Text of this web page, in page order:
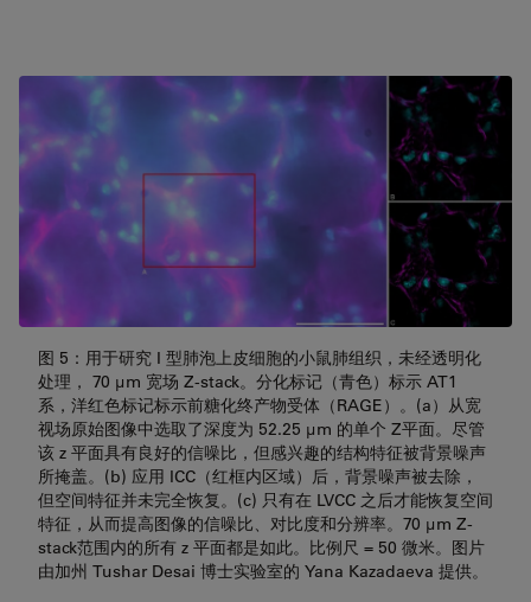
图 5：用于研究 I 型肺泡上皮细胞的小鼠肺组织，未经透明化
处理， 70 μm 宽场 Z-stack。分化标记（青色）标示 AT1
系，洋红色标记标示前糖化终产物受体（RAGE）。(a）从宽
视场原始图像中选取了深度为 52.25 μm 的单个 Z平面。尽管
该 z 平面具有良好的信噪比，但感兴趣的结构特征被背景噪声
所掩盖。(b) 应用 ICC（红框内区域）后，背景噪声被去除，
但空间特征并未完全恢复。(c) 只有在 LVCC 之后才能恢复空间
特征，从而提高图像的信噪比、对比度和分辨率。70 μm Z-
stack范围内的所有 z 平面都是如此。比例尺 = 50 微米。图片
由加州 Tushar Desai 博士实验室的 Yana Kazadaeva 提供。